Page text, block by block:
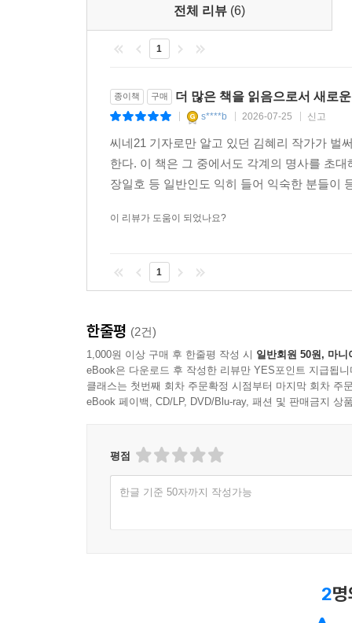
전체 리뷰 (6)
1
종이책 구매 더 많은 책을 읽음으로서 새로
s****b 2026-07-25 신고
씨네21 기자로만 알고 있던 김혜리 작가가 벌
한다. 이 책은 그 중에서도 각계의 명사를 초
장일호 등 일반인도 익히 들어 익숙한 분들이
이 리뷰가 도움이 되었나요?
1
한줄평 (2건)
1,000원 이상 구매 후 한줄평 작성 시 일반회원 50원, 마니
eBook은 다운로드 후 작성한 리뷰만 YES포인트 지급됩니
클래스는 첫번째 회차 주문확정 시점부터 마지막 회차 주
eBook 페이백, CD/LP, DVD/Blu-ray, 패션 및 판매금지 상
평점
한글 기준 50자까지 작성가능
2